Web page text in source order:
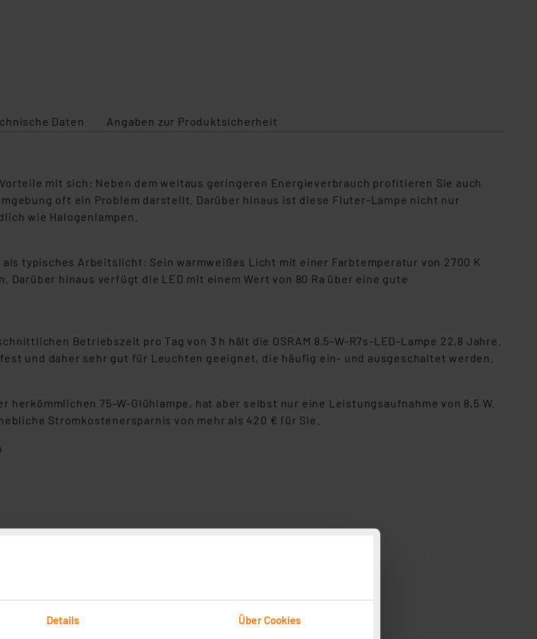
Details Über Cookies
Daten Angaben zur Produktsicherheit
mit sich: Neben dem weitaus geringeren Energieverbrauch profitieren Sie auch
oft ein Problem darstellt. Darüber hinaus ist diese Fluter-Lampe nicht nur
wie Halogenlampen.
als typisches Arbeitslicht: Sein warmweißes Licht mit einer Farbtemperatur von 2700 K
hinaus verfügt die LED mit einem Wert von 80 Ra über eine gute
Betriebszeit pro Tag von 3 h hält die OSRAM 8,5-W-R7s-LED-Lampe 22,8 Jahre.
und daher sehr gut für Leuchten geeignet, die häufig ein- und ausgeschaltet werden.
herkömmlichen 75-W-Glühlampe, hat aber selbst nur eine Leistungsaufnahme von 8,5 W.
Stromkostenersparnis von mehr als 420 € für Sie.